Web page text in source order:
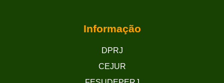
Informação
DPRJ
CEJUR